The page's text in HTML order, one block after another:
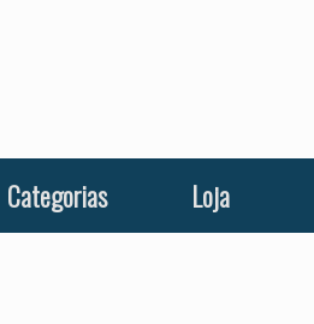
Categorias Loja